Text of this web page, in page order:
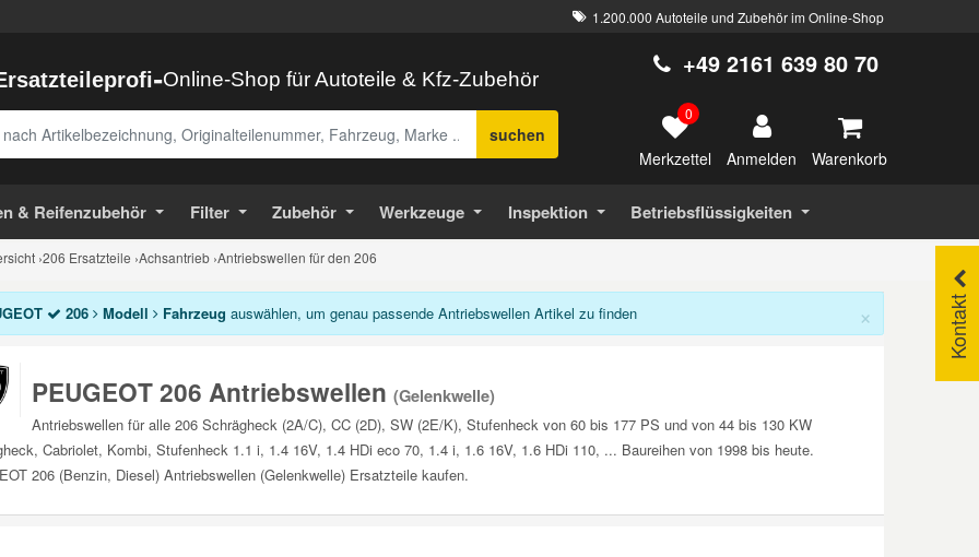
1.200.000 Autoteile und Zubehör im Online-Shop
-Online-Shop für Autoteile & Kfz-Zubehör
suchen
+49 2161 639 80 70
0
Merkzettel Anmelden Warenkorb
& Reifenzubehör Filter Zubehör Werkzeuge Inspektion Betriebsflüssigkeiten
›206 Ersatzteile ›Achsantrieb ›Antriebswellen für den 206
Kontakt
×
206 Modell Fahrzeug auswählen, um genau passende Antriebswellen Artikel zu finden
PEUGEOT 206 Antriebswellen (Gelenkwelle)
Antriebswellen für alle 206 Schrägheck (2A/C), CC (2D), SW (2E/K), Stufenheck von 60 bis 177 PS und von 44 bis 130 KW
Cabriolet, Kombi, Stufenheck 1.1 i, 1.4 16V, 1.4 HDi eco 70, 1.4 i, 1.6 16V, 1.6 HDi 110, ... Baureihen von 1998 bis heute.
206 (Benzin, Diesel) Antriebswellen (Gelenkwelle) Ersatzteile kaufen.